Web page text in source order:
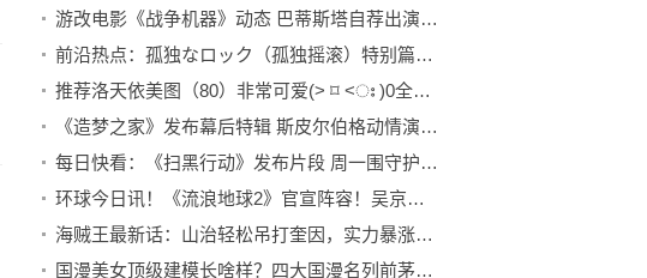
游改电影《战争机器》动态 巴蒂斯塔自荐出演男主
前沿热点：孤独なロック（孤独摇滚）特别篇3 凉与虹夏自截情头（个人向）
推荐洛天依美图（80）非常可爱(˃ ⌑ ˂ഃ )0全球快讯
《造梦之家》发布幕后特辑 斯皮尔伯格动情演说1观焦点
每日快看：《扫黑行动》发布片段 周一围守护正义驱散黑暗
环球今日讯！《流浪地球2》官宣阵容！吴京刘德华李雪健领衔
海贼王最新话：山治轻松吊打奎因，实力暴涨，比四皇更强！0当前通讯
国漫美女顶级建模长啥样？四大国漫名列前茅，白月魁是真白啊3世界热文